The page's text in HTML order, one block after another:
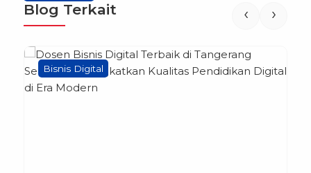
Blog Terkait
Bisnis Digital
‹ ›